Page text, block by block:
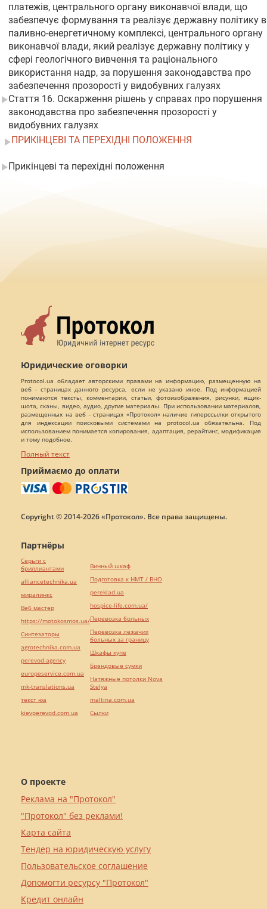
платежів, центрального органу виконавчої влади, що
забезпечує формування та реалізує державну політику в
паливно-енергетичному комплексі, центрального органу
виконавчої влади, який реалізує державну політику у
сфері геологічного вивчення та раціонального
використання надр, за порушення законодавства про
забезпечення прозорості у видобувних галузях
Стаття 16. Оскарження рішень у справах про порушення
законодавства про забезпечення прозорості у
видобувних галузях
ПРИКІНЦЕВІ ТА ПЕРЕХІДНІ ПОЛОЖЕННЯ
Прикінцеві та перехідні положення
Юридические оговорки
Protocol.ua обладает авторскими правами на информацию, размещенную на
веб - страницах данного ресурса, если не указано иное. Под информацией
понимаются тексты, комментарии, статьи, фотоизображения, рисунки, ящик-
шота, сканы, видео, аудио, другие материалы. При использовании материалов,
размещенных на веб - страницах «Протокол» наличие гиперссылки открытого
для индексации поисковыми системами на protocol.ua обязательна. Под
использованием понимается копирования, адаптация, рерайтинг, модификация
и тому подобное.
Полный текст
Приймаємо до оплати
Copyright © 2014-2026 «Протокол». Все права защищены.
О проекте
Реклама на "Протокол"
"Протокол" без реклами!
Карта сайта
Тендер на юридическую услугу
Пользовательское соглашение
Допомогти ресурсу "Протокол"
Кредит онлайн
Партнёры
Серьги с
бриллиантами
alliancetechnika.ua
миралинкс
Веб мастер
https://motokosmos.ua/
Синтезаторы
agrotechnika.com.ua
perevod.agency
europeservice.com.ua
mk-translations.ua
текст юа
kievperevod.com.ua
Винный шкаф
Подготовка к НМТ / ВНО
pereklad.ua
hospice-life.com.ua/
Перевозка больных
Перевозка лежачих
больных за границу
Шкафы купе
Брендовые сумки
Натяжные потолки Nova
Stelya
maltina.com.ua
Cылки